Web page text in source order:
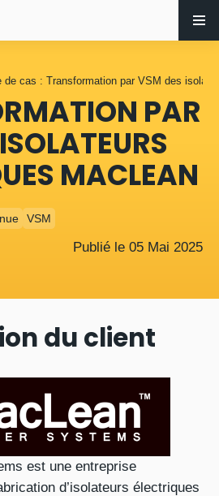
de cas : Transformation par VSM des
PAR
MACLEAN
VSM
Publié le 05 Mai 2025
du client
est une entreprise
d’isolateurs électriques